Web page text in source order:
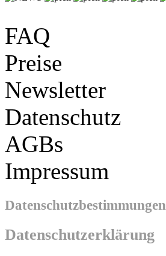
FAQ
Preise
Newsletter
Datenschutz
AGBs
Impressum
Datenschutzbestimmungen
Datenschutzerklärung